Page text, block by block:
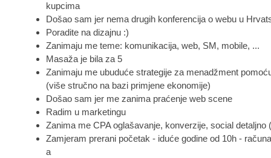
kupcima
Došao sam jer nema drugih konferencija o webu u
Poradite na dizajnu :)
Zanimaju me teme: komunikacija, web, SM, mobile, ...
Masaža je bila za 5
Zanimaju me ubuduće strategije za menadžment
(više stručno na bazi primjene ekonomije)
Došao sam jer me zanima praćenje web scene
Radim u marketingu
Zanima me CPA oglašavanje, konverzije, social detaljno
Zamjeram prerani početak - iduće godine od 10h -
a